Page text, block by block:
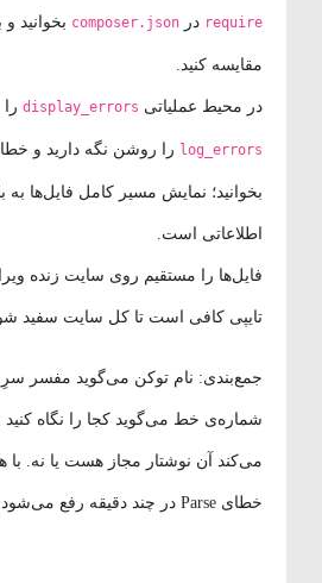
requireدر composer.jsonبخوانید و
مقایسه کنید.
در محیط عملیاتیdisplay_errorsرا
log_errorsرا روشن نگه دارید و خطاها
بخوانید؛ نمایش مسیر کامل فایل‌ها به
اطلاعاتی است.
فایل‌ها را مستقیم روی سایت زنده
تایپی کافی است تا کل سایت سفید شود.
جمع‌بندی: نام توکن می‌گوید مفسر سرِ
می‌کند آن نوشتار مجاز هست یا نه. با
خطای Parse در چند دقیقه رفع می‌شود.